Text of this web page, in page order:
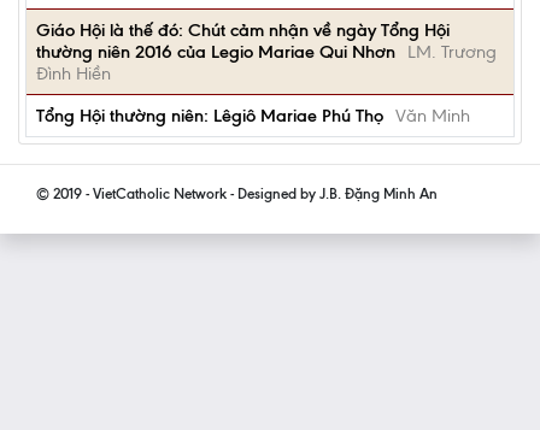
Giáo Hội là thế đó: Chút cảm nhận về ngày Tổng Hội
thường niên 2016 của Legio Mariae Qui Nhơn
LM. Trương
Đình Hiền
Tổng Hội thường niên: Lêgiô Mariae Phú Thọ Văn Minh
© 2019 - VietCatholic Network - Designed by J.B. Đặng Minh An